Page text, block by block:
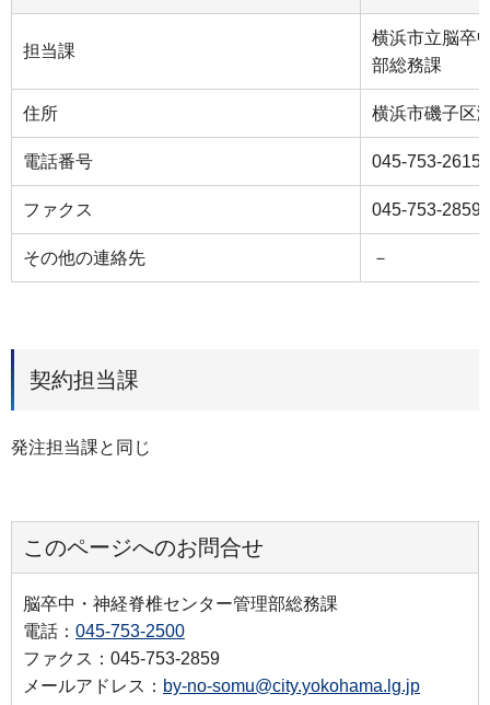
担当課
横浜市立脳卒
部総務課
住所 横浜市磯子区
電話番号 045-753-2615
ファクス 045-753-2859
その他の連絡先 －
契約担当課
発注担当課と同じ
このページへのお問合せ
脳卒中・神経脊椎センター管理部総務課
電話： 045-753-2500
ファクス：045-753-2859
メールアドレス： by-no-somu@city.yokohama.lg.jp